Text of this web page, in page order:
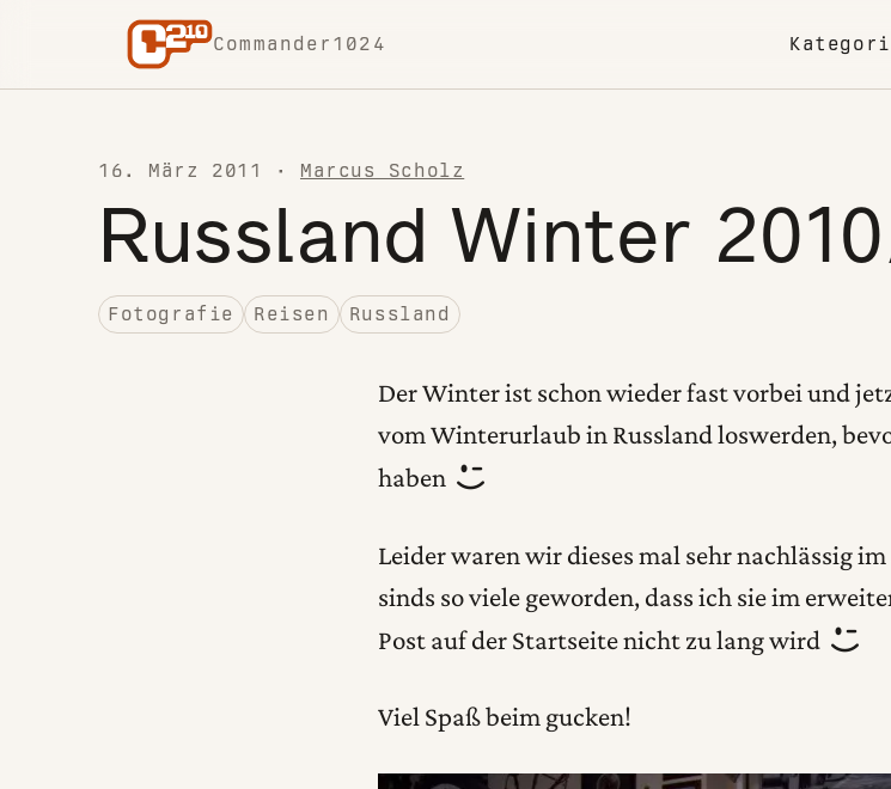
Skip to content
Commander1024
16. März 2011 · Marcus Scholz
Russland Winter
Fotografie Reisen Russland
Der Winter ist schon wieder fast vorbei und
vom Winterurlaub in Russland loswerden,
haben
Leider waren wir dieses mal sehr nachlässig
sinds so viele geworden, dass ich sie im
Post auf der Startseite nicht zu lang wird
Viel Spaß beim gucken!